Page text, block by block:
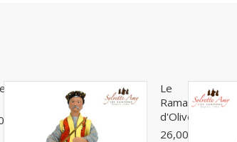
Le
Ramasseur
d'Olives
26,00